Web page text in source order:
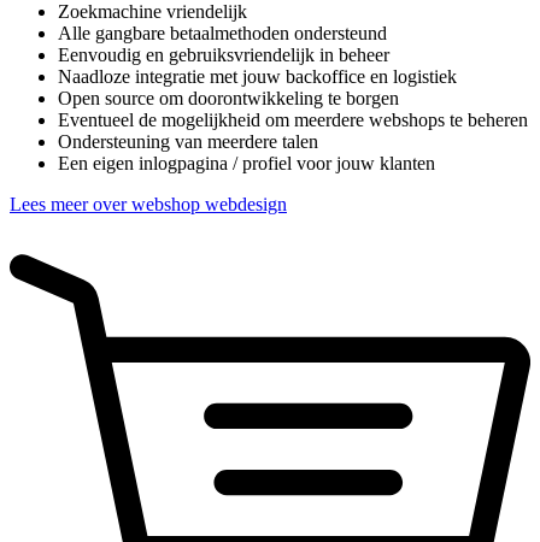
Zoekmachine vriendelijk
Alle gangbare betaalmethoden ondersteund
Eenvoudig en gebruiksvriendelijk in beheer
Naadloze integratie met jouw backoffice en logistiek
Open source om doorontwikkeling te borgen
Eventueel de mogelijkheid om meerdere webshops te beheren
Ondersteuning van meerdere talen
Een eigen inlogpagina / profiel voor jouw klanten
Lees meer over webshop webdesign